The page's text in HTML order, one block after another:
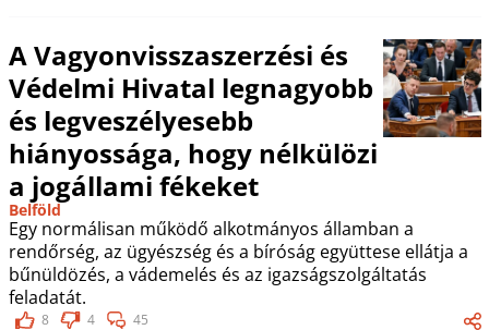
A Vagyonvisszaszerzési és
Védelmi Hivatal legnagyobb
és legveszélyesebb
hiányossága, hogy nélkülözi
a jogállami fékeket
Belföld
Egy normálisan működő alkotmányos államban a
rendőrség, az ügyészség és a bíróság együttese ellátja a
bűnüldözés, a vádemelés és az igazságszolgáltatás
feladatát.
8 4 45